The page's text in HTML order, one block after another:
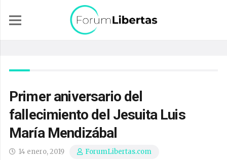
Primer aniversario del
fallecimiento del Jesuita Luis
María Mendizábal
14 enero, 2019
ForumLibertas.com